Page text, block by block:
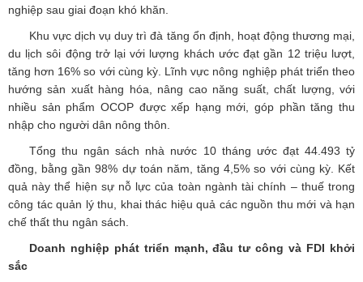
nghiệp sau giai đoạn khó khăn.
Khu vực dịch vụ duy trì đà tăng ổn định, hoạt động thương mại,
du lịch sôi động trở lại với lượng khách ước đạt gần 12 triệu lượt,
tăng hơn 16% so với cùng kỳ. Lĩnh vực nông nghiệp phát triển theo
hướng sản xuất hàng hóa, nâng cao năng suất, chất lượng, với
nhiều sản phẩm OCOP được xếp hạng mới, góp phần tăng thu
nhập cho người dân nông thôn.
Tổng thu ngân sách nhà nước 10 tháng ước đạt 44.493 tỷ
đồng, bằng gần 98% dự toán năm, tăng 4,5% so với cùng kỳ. Kết
quả này thể hiện sự nỗ lực của toàn ngành tài chính – thuế trong
công tác quản lý thu, khai thác hiệu quả các nguồn thu mới và hạn
chế thất thu ngân sách.
Doanh nghiệp phát triển mạnh, đầu tư công và FDI khởi
sắc